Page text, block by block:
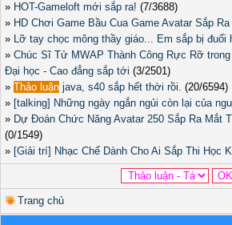
» HOT-Gameloft mới sắp ra! (7/3688)
» HD Chơi Game Bầu Cua Game Avatar Sắp
» Lỡ tay chọc mông thầy giáo... Em sắp bị đuổi
» Chúc Sĩ Tử MWAP Thành Công Rực Rỡ
Đại học - Cao đẳng sắp tới (3/2501)
» Thảo luận java, s40 sắp hết thời rồi. (20/6594)
» [talking] Những ngày ngắn ngủi còn lại của
» Dự Đoán Chức Năng Avatar 250 Sắp Ra Mắt
(0/1549)
» [Giải trí] Nhạc Chế Dành Cho Ai Sắp Thi Học
Trang chủ